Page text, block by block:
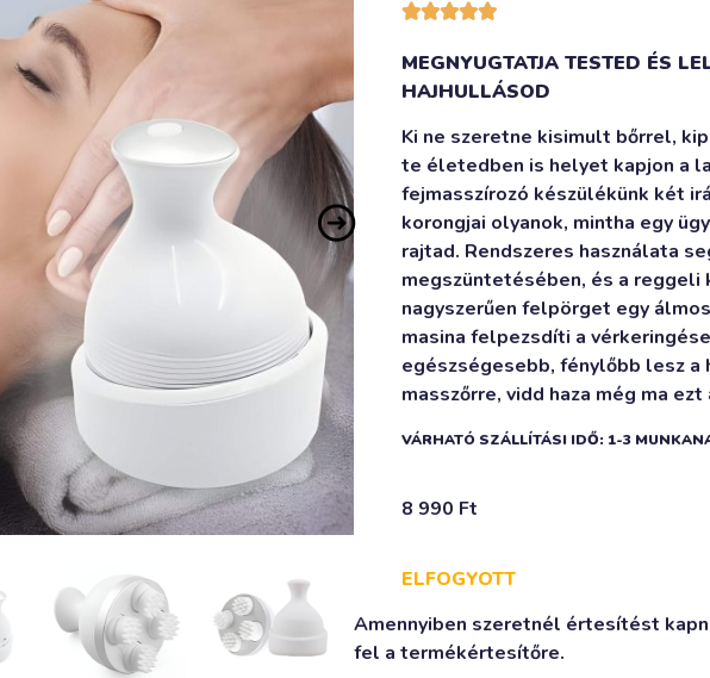

MEGNYUGTATJA TESTED ÉS
HAJHULLÁSOD
Ki ne szeretne kisimult bőrrel,
te életedben is helyet kapjon a
fejmasszírozó készülékünk két
korongjai olyanok, mintha egy
rajtad. Rendszeres használata
megszüntetésében, és a
nagyszerűen felpörget egy
masina felpezsdíti a
egészségesebb, fénylőbb lesz a
masszőrre, vidd haza még ma
VÁRHATÓ SZÁLLÍTÁSI IDŐ: 1-3
8 990 Ft
ELFOGYOTT
Amennyiben szeretnél értesítést
fel a termékértesítőre.